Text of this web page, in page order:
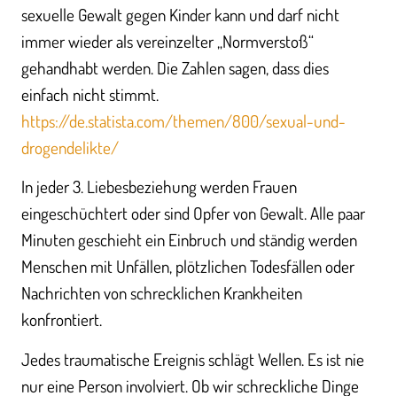
sexuelle Gewalt gegen Kinder kann und darf nicht
immer wieder als vereinzelter „Normverstoß“
gehandhabt werden. Die Zahlen sagen, dass dies
einfach nicht stimmt.
https://de.statista.com/themen/800/sexual-und-
drogendelikte/
In jeder 3. Liebesbeziehung werden Frauen
eingeschüchtert oder sind Opfer von Gewalt. Alle paar
Minuten geschieht ein Einbruch und ständig werden
Menschen mit Unfällen, plötzlichen Todesfällen oder
Nachrichten von schrecklichen Krankheiten
konfrontiert.
Jedes traumatische Ereignis schlägt Wellen. Es ist nie
nur eine Person involviert. Ob wir schreckliche Dinge